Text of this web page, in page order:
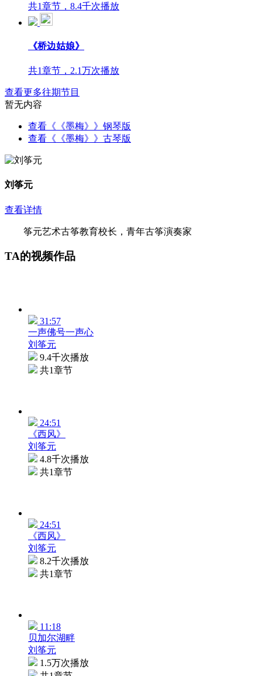
共1章节，8.4千次播放
《桥边姑娘》
共1章节，2.1万次播放
查看更多往期节目
暂无内容
查看《《墨梅》》钢琴版
查看《《墨梅》》古琴版
刘筝元
查看详情
筝元艺术古筝教育校长，青年古筝演奏家
TA的视频作品
31:57
一声佛号一声心
刘筝元
9.4千次播放
共1章节
24:51
《西风》
刘筝元
4.8千次播放
共1章节
24:51
《西风》
刘筝元
8.2千次播放
共1章节
11:18
贝加尔湖畔
刘筝元
1.5万次播放